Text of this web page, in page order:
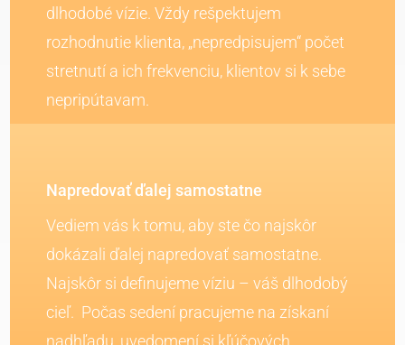
dlhodobé vízie. Vždy rešpektujem
rozhodnutie klienta, „nepredpisujem“ počet
stretnutí a ich frekvenciu, klientov si k sebe
nepripútavam.
Napredovať ďalej samostatne
Vediem vás k tomu, aby ste čo najskôr
dokázali ďalej napredovať samostatne.
Najskôr si definujeme víziu – váš dlhodobý
cieľ. Počas sedení pracujeme na získaní